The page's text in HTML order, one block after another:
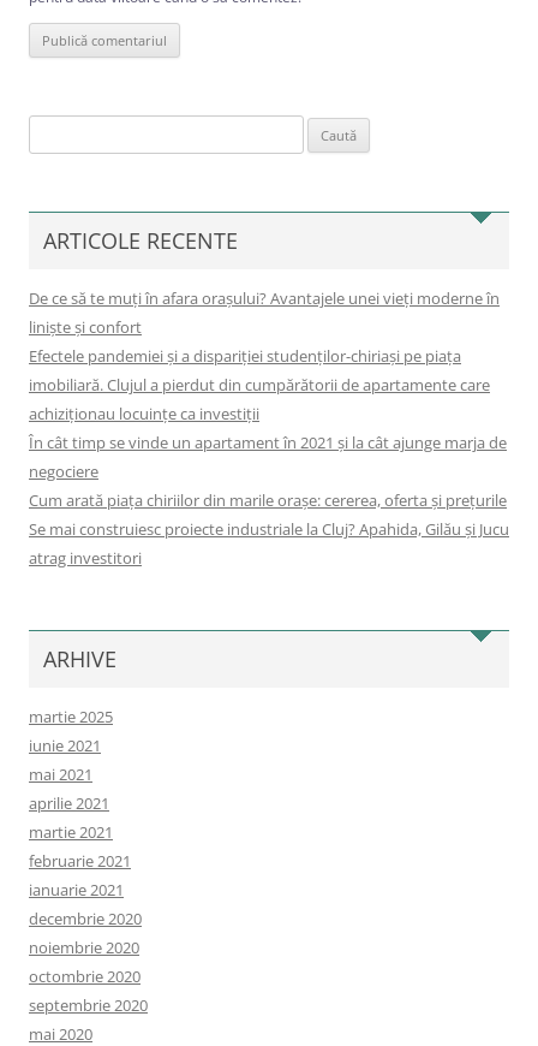
după:
ARTICOLE RECENTE
De ce să te muți în afara orașului? Avantajele unei vieți moderne în
liniște și confort
Efectele pandemiei și a dispariției studenților-chiriași pe piața
imobiliară. Clujul a pierdut din cumpărătorii de apartamente care
achiziționau locuințe ca investiții
În cât timp se vinde un apartament în 2021 și la cât ajunge marja de
negociere
Cum arată piața chiriilor din marile orașe: cererea, oferta și prețurile
Se mai construiesc proiecte industriale la Cluj? Apahida, Gilău și Jucu
atrag investitori
ARHIVE
martie 2025
iunie 2021
mai 2021
aprilie 2021
martie 2021
februarie 2021
ianuarie 2021
decembrie 2020
noiembrie 2020
octombrie 2020
septembrie 2020
mai 2020